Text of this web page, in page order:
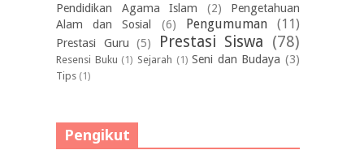
Pendidikan Agama Islam (2)
Pengetahuan
Alam dan Sosial
(6) Pengumuman (11)
Prestasi Guru (5) Prestasi Siswa (78)
Resensi Buku (1) Sejarah (1) Seni dan Budaya (3)
Tips (1)
Pengikut